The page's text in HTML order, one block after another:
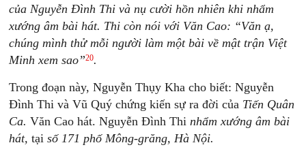
của Nguyễn Đình Thi và nụ cười hồn nhiên khi nhẩm
xướng âm bài hát. Thi còn nói với Văn Cao: “Văn ạ,
chúng mình thử mỗi người làm một bài về mật trận Việt
Minh xem sao”20.
Trong đoạn này, Nguyễn Thụy Kha cho biết: Nguyễn
Đình Thi và Vũ Quý chứng kiến sự ra đời của Tiến Quân
Ca. Văn Cao hát. Nguyễn Đình Thinhẩm xướng âm bài
hát, tạisố 171 phố Mông-grăng, Hà Nội.